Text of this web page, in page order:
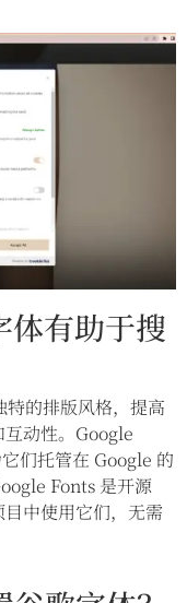
有助于搜
特的排版风格，提高
动性。Google
们托管在 Google 的
Fonts 是开源
中使用它们，无需